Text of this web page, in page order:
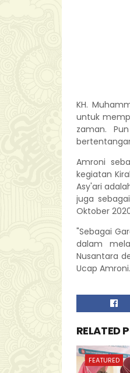
KH.
untuk
zaman.
Amroni
kegiatan
Asy'ari
juga
Oktober
"Sebagai
dalam
Nusantara
Ucap
RELATED
FEATURED